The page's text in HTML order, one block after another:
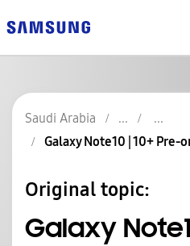
Saudi Arabia
Galaxy Note10 | 10‎+ Pre-
Original topic:
Galaxy